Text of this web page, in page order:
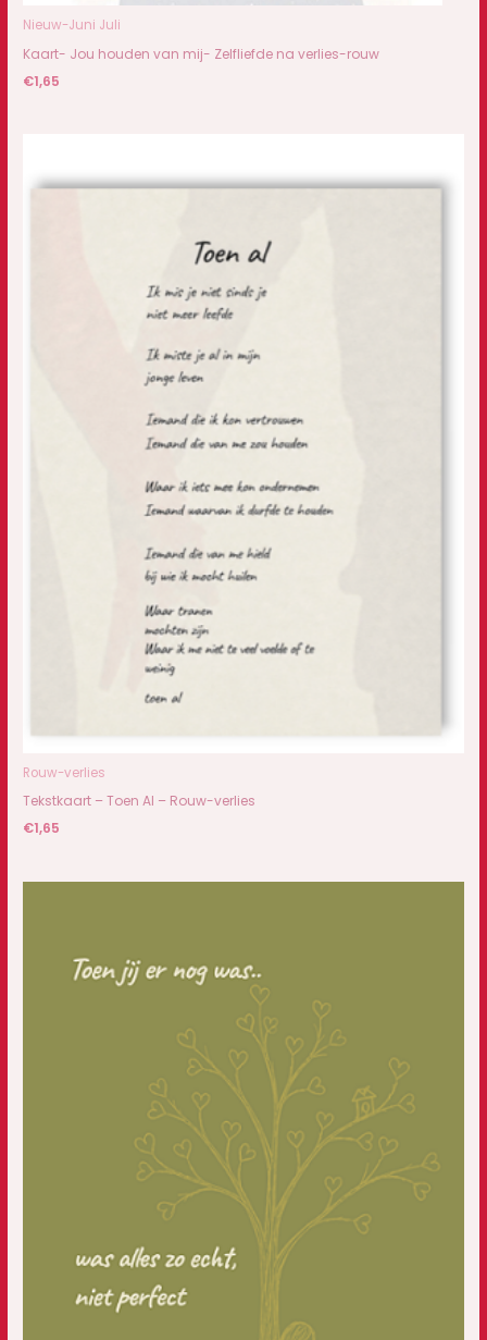
Nieuw-Juni Juli
Kaart- Jou houden van mij- Zelfliefde na verlies-rouw
€1,65
Rouw-verlies
Tekstkaart – Toen Al – Rouw-verlies
€1,65